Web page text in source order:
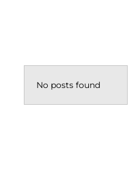
No posts found